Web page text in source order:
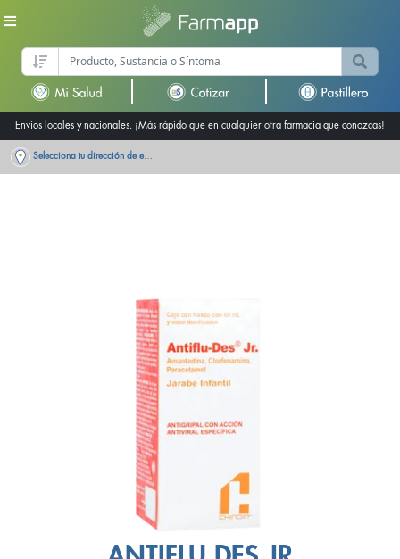
Envíos locales y nacionales. ¡Más rápido que en cualquier otra farmacia que conozcas!
Selecciona tu dirección de entrega